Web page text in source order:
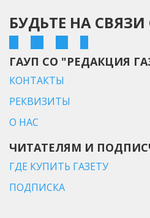
БУДЬТЕ НА
ГАУП СО "РЕДАКЦИЯ
КОНТАКТЫ
РЕКВИЗИТЫ
О НАС
ЧИТАТЕЛЯМ И
ГДЕ КУПИТЬ ГАЗЕТУ
ПОДПИСКА